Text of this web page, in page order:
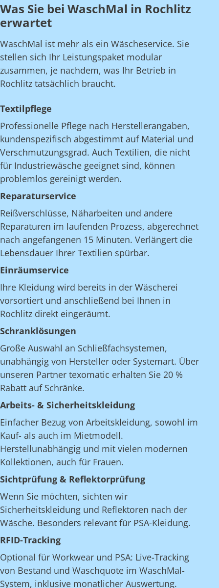
Was Sie bei WaschMal in Rochlitz
erwartet
WaschMal ist mehr als ein Wäscheservice. Sie
stellen sich Ihr Leistungspaket modular
zusammen, je nachdem, was Ihr Betrieb in
Rochlitz tatsächlich braucht.
Textilpflege
Professionelle Pflege nach Herstellerangaben,
kundenspezifisch abgestimmt auf Material und
Verschmutzungsgrad. Auch Textilien, die nicht
für Industriewäsche geeignet sind, können
problemlos gereinigt werden.
Reparaturservice
Reißverschlüsse, Näharbeiten und andere
Reparaturen im laufenden Prozess, abgerechnet
nach angefangenen 15 Minuten. Verlängert die
Lebensdauer Ihrer Textilien spürbar.
Einräumservice
Ihre Kleidung wird bereits in der Wäscherei
vorsortiert und anschließend bei Ihnen in
Rochlitz direkt eingeräumt.
Schranklösungen
Große Auswahl an Schließfachsystemen,
unabhängig von Hersteller oder Systemart. Über
unseren Partner texomatic erhalten Sie 20 %
Rabatt auf Schränke.
Arbeits- & Sicherheitskleidung
Einfacher Bezug von Arbeitskleidung, sowohl im
Kauf- als auch im Mietmodell.
Herstellunabhängig und mit vielen modernen
Kollektionen, auch für Frauen.
Sichtprüfung & Reflektorprüfung
Wenn Sie möchten, sichten wir
Sicherheitskleidung und Reflektoren nach der
Wäsche. Besonders relevant für PSA-Kleidung.
RFID-Tracking
Optional für Workwear und PSA: Live-Tracking
von Bestand und Waschquote im WaschMal-
System, inklusive monatlicher Auswertung.